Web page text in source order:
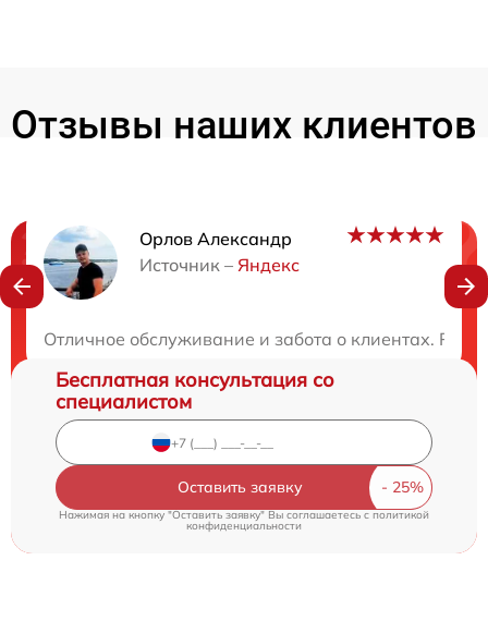
Отзывы наших клиентов
Орлов Александр
Источник – Яндекс
Отличное обслуживание и забота о клиентах.
Нужна консультация?
Бесплатная консультация со
специалистом
Оставить заявку
Нажимая на кнопку "Оставить заявку" Вы соглашаетесь c политикой
конфиденциальности